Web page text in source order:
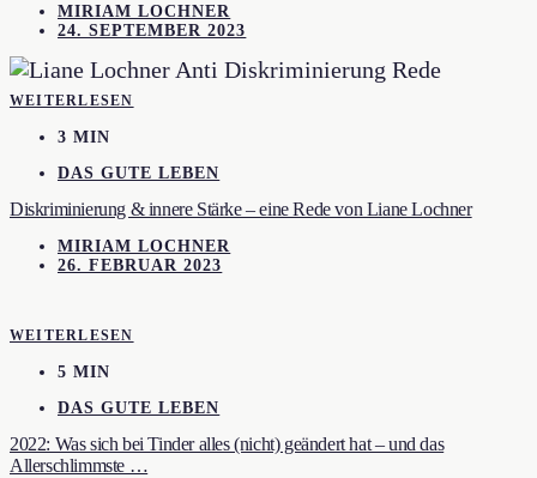
MIRIAM LOCHNER
24. SEPTEMBER 2023
WEITERLESEN
3 MIN
DAS GUTE LEBEN
Diskriminierung & innere Stärke – eine Rede von Liane Lochner
MIRIAM LOCHNER
26. FEBRUAR 2023
WEITERLESEN
5 MIN
DAS GUTE LEBEN
2022: Was sich bei Tinder alles (nicht) geändert hat – und das
Allerschlimmste …